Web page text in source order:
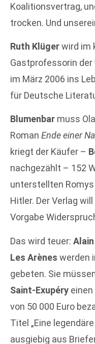
Koalitionsvertrag,
trocken. Und
Ruth Klügerwird im
Gastprofessorin
im März 2006 ins
für Deutsche
Blumenbar muss
Roman Ende einer
kriegt der Käufer –
nachgezählt – 152
unterstellten
Hitler. Der Verlag
Vorgabe
Das wird teuer:
Les Arènes werden
gebeten. Sie
Saint-Exupéry
von 50 000 Euro
Titel „Eine
ausgiebig aus